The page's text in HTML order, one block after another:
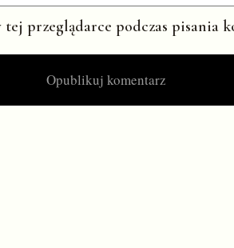
przeglądarce podczas pisania